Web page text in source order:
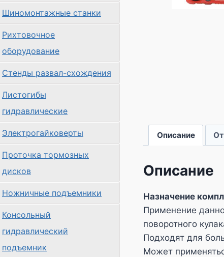
Описание
Описание
Назначение
Применение
поворотного
Подходят для
Может
Шиномонтажные станки
Рихтовочное
оборудование
Стенды развал-схождения
Листогибы
гидравлические
Электрогайковерты
Проточка тормозных
дисков
Ножничные подъемники
Консольный
гидравлический
подъемник